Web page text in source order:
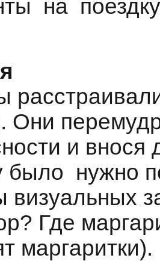
на
Они
и
было нужно
визуальных
Где
маргаритки).